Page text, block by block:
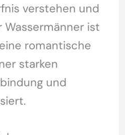
verstehen und
Wassermänner ist
romantische
starken
und